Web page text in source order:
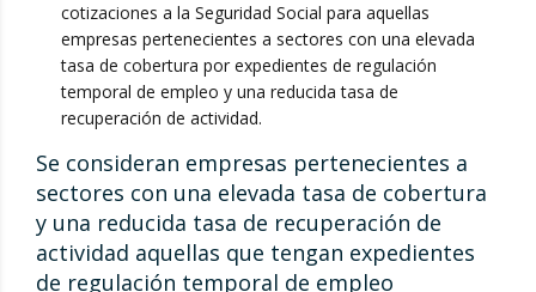
cotizaciones a la Seguridad Social para aquellas
empresas pertenecientes a sectores con una elevada
tasa de cobertura por expedientes de regulación
temporal de empleo y una reducida tasa de
recuperación de actividad.
Se consideran empresas pertenecientes a
sectores con una elevada tasa de cobertura
y una reducida tasa de recuperación de
actividad aquellas que tengan expedientes
de regulación temporal de empleo